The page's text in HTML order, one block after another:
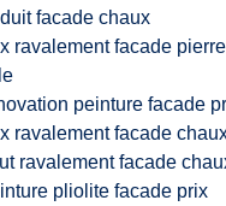
facade chaux
ravalement facade
peinture facade
ravalement facade
ravalement facade
pliolite facade prix